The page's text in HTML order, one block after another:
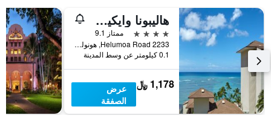
هاليبونا وايكيكي باي هالكولاني
4 نجوم
ممتاز 9.1
2233 Helumoa Road, هونولولو, أواهو, HI, الولايات المتحدة الأميريكية
0.1 كيلومتر عن وسط المدينة
1,178 ﷼
عرض
الصفقة